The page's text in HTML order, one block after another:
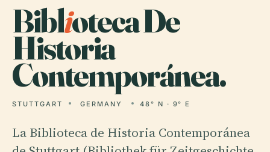
Biblioteca De
Historia
Contemporánea.
STUTTGART GERMANY 48° N · 9° E
La Biblioteca de Historia Contemporánea